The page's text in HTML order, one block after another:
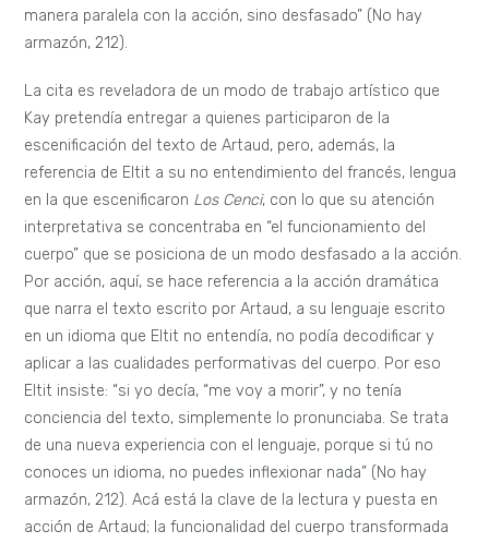
manera paralela con la acción, sino desfasado” (No hay
armazón, 212).
La cita es reveladora de un modo de trabajo artístico que
Kay pretendía entregar a quienes participaron de la
escenificación del texto de Artaud, pero, además, la
referencia de Eltit a su no entendimiento del francés, lengua
en la que escenificaron Los Cenci, con lo que su atención
interpretativa se concentraba en “el funcionamiento del
cuerpo” que se posiciona de un modo desfasado a la acción.
Por acción, aquí, se hace referencia a la acción dramática
que narra el texto escrito por Artaud, a su lenguaje escrito
en un idioma que Eltit no entendía, no podía decodificar y
aplicar a las cualidades performativas del cuerpo. Por eso
Eltit insiste: “si yo decía, “me voy a morir”, y no tenía
conciencia del texto, simplemente lo pronunciaba. Se trata
de una nueva experiencia con el lenguaje, porque si tú no
conoces un idioma, no puedes inflexionar nada” (No hay
armazón, 212). Acá está la clave de la lectura y puesta en
acción de Artaud; la funcionalidad del cuerpo transformada